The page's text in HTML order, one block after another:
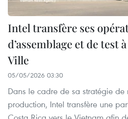
Intel transfère ses
d’assemblage et de test
Ville
05/05/2026 03:30
Dans le cadre de sa stratégie de
production, Intel transfère une